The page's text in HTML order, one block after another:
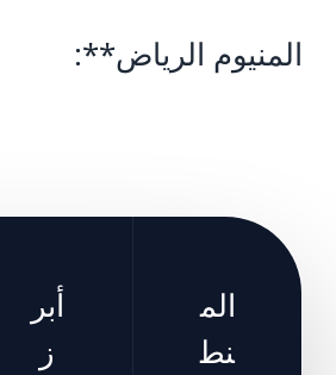
المنيوم الرياض**:
الم
نط
أبر
ز